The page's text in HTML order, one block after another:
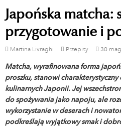
Japońska matcha:
przygotowanie i
Martina Livraghi Przepisy 30 mag
Matcha, wyrafinowana forma
proszku, stanowi
kulinarnych Japonii. Jej
do spożywania jako napoju, ale
wykorzystanie w deserach i
podkreślają wyjątkowy smak i